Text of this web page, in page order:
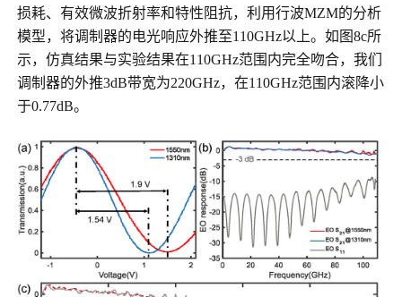
损耗、有效微波折射率和特性阻抗，利用行波MZM的分析
模型，将调制器的电光响应外推至110GHz以上。如图8c所
示，仿真结果与实验结果在110GHz范围内完全吻合，我们
调制器的外推3dB带宽为220GHz，在110GHz范围内滚降小
于0.77dB。